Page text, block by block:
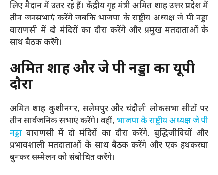
लिए मैदान में उतर रहे हैं। केंद्रीय गृह मंत्री अमित शाह उत्तर प्रदेश में
तीन जनसभाएं करेंगे जबकि भाजपा के राष्ट्रीय अध्यक्ष जे पी नड्डा
वाराणसी में दो मंदिरों का दौरा करेंगे और प्रमुख मतदाताओं के
साथ बैठक करेंगे।
अमित शाह और जे पी नड्डा का यूपी
दौरा
अमित शाह कुशीनगर, सलेमपुर और चंदौली लोकसभा सीटों पर
तीन सार्वजनिक सभाएं करेंगे। वहीं, भाजपा के राष्ट्रीय अध्यक्ष जे पी
नड्डा वाराणसी में दो मंदिरों का दौरा करेंगे, बुद्धिजीवियों और
प्रभावशाली मतदाताओं के साथ बैठक करेंगे और एक हथकरघा
बुनकर सम्मेलन को संबोधित करेंगे।